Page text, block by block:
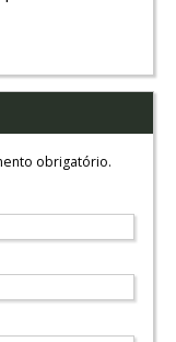
obrigatório.